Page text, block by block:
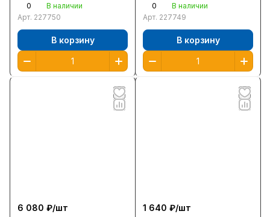
0
В наличии
Арт. 227750
В корзину
0
В наличии
Арт. 227749
В корзину
6 080 ₽/шт
1 640 ₽/шт